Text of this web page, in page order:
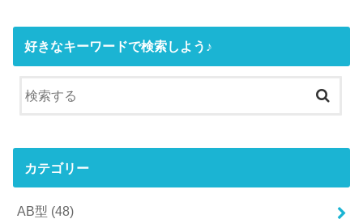
好きなキーワードで検索しよう♪
カテゴリー
AB型 (48)